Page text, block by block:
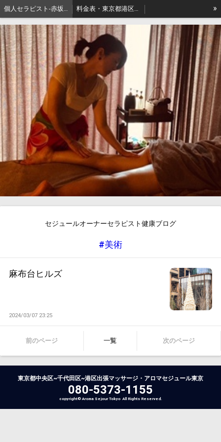
個人セラピスト-赤坂､出張リンパマッサージはアロマセジュール東京 料金表・東京都港区－本格派出張アロマオイルマッサージはセジュールへ
セジュールオーナーセラピスト健康ブログ
»
セジュールオーナーセラピスト健康ブログ
#美術
麻布台ヒルズ
2024/03/07 23:25
前のページ 一覧 次のページ
東京都中央区~千代田区~港区出張マッサージ・アロマセジュール東京
080-5373-1155
copyright© Aroma Sejour Tokyo All Rights Reserved.